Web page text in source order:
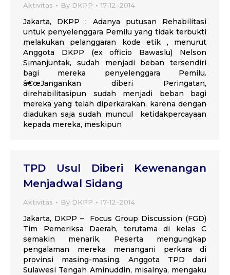
Aktivitas By DKPP 17-12-2014
Jakarta, DKPP : Adanya putusan Rehabilitasi
untuk penyelenggara Pemilu yang tidak terbukti
melakukan pelanggaran kode etik , menurut
Anggota DKPP (ex officio Bawaslu) Nelson
Simanjuntak, sudah menjadi beban tersendiri
bagi mereka penyelenggara Pemilu.
â€œJangankan diberi Peringatan,
direhabilitasipun sudah menjadi beban bagi
mereka yang telah diperkarakan, karena dengan
diadukan saja sudah muncul ketidakpercayaan
kepada mereka, meskipun
TPD Usul Diberi Kewenangan
Menjadwal Sidang
Aktivitas By DKPP 17-12-2014
Jakarta, DKPP – Focus Group Discussion (FGD)
Tim Pemeriksa Daerah, terutama di kelas C
semakin menarik. Peserta mengungkap
pengalaman mereka menangani perkara di
provinsi masing-masing. Anggota TPD dari
Sulawesi Tengah Aminuddin, misalnya, mengaku